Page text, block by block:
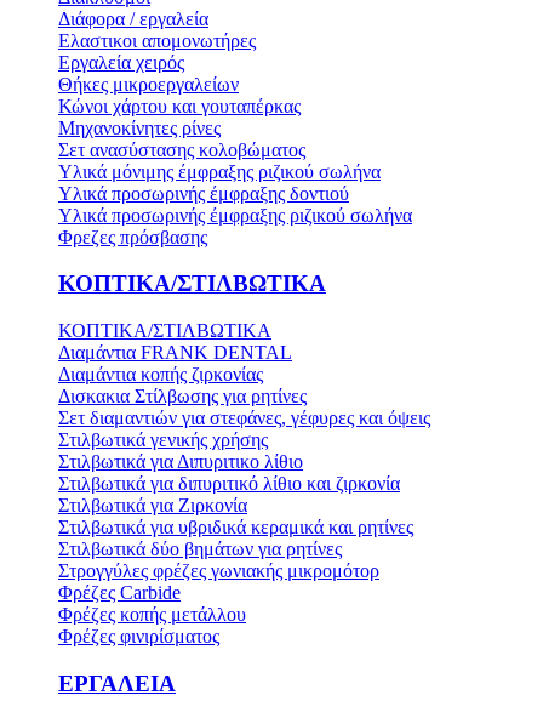
Διάφορα / εργαλεία
Ελαστικοι απομονωτήρες
Εργαλεία χειρός
Θήκες μικροεργαλείων
Κώνοι χάρτου και γουταπέρκας
Μηχανοκίνητες ρίνες
Σετ ανασύστασης κολοβώματος
Υλικά μόνιμης έμφραξης ριζικού σωλήνα
Υλικά προσωρινής έμφραξης δοντιού
Υλικά προσωρινής έμφραξης ριζικού σωλήνα
Φρεζες πρόσβασης
ΚΟΠΤΙΚΑ/ΣΤΙΛΒΩΤΙΚΑ
ΚΟΠΤΙΚΑ/ΣΤΙΛΒΩΤΙΚΑ
Διαμάντια FRANK DENTAL
Διαμάντια κοπής ζιρκονίας
Δισκακια Στίλβωσης για ρητίνες
Σετ διαμαντιών για στεφάνες, γέφυρες και όψεις
Στιλβωτικά γενικής χρήσης
Στιλβωτικά για Διπυριτικο λίθιο
Στιλβωτικά για διπυριτικό λίθιο και ζιρκονία
Στιλβωτικά για Ζιρκονία
Στιλβωτικά για υβριδικά κεραμικά και ρητίνες
Στιλβωτικά δύο βημάτων για ρητίνες
Στρογγύλες φρέζες γωνιακής μικρομότορ
Φρέζες Carbide
Φρέζες κοπής μετάλλου
Φρέζες φινιρίσματος
ΕΡΓΑΛΕΙΑ